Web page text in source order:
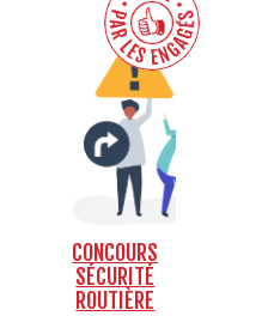
CONCOURS
SÉCURITÉ
ROUTIÈRE